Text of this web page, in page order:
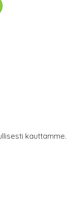
kauttamme.